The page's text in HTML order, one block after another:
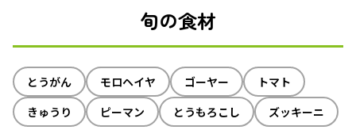
旬の食材
とうがん モロヘイヤ ゴーヤー
トマト
きゅうり
ピーマン とうもろこし ズッキーニ